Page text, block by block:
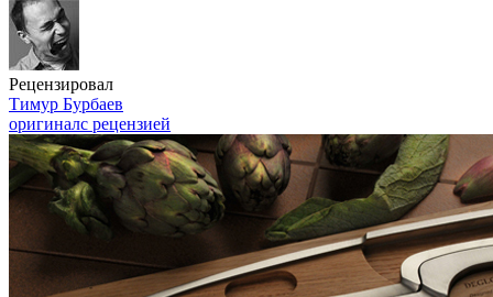
Рецензировал
Тимур Бурбаев
оригиналс рецензией